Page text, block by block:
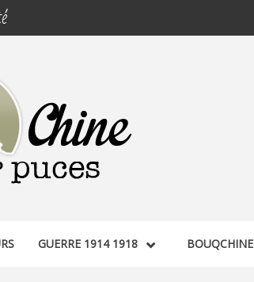
GUERRE 1914 1918 BOUQCHINE